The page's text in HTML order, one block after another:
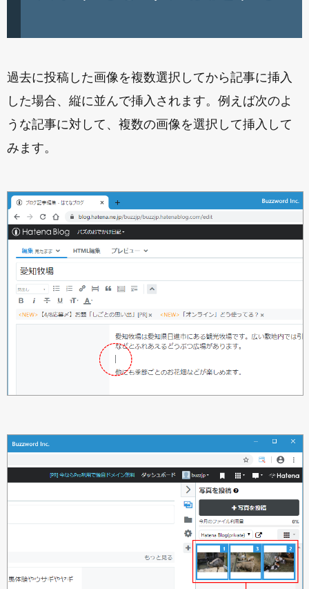
過去に投稿した画像を複数選択してから記事に挿入
した場合、縦に並んで挿入されます。例えば次のよ
うな記事に対して、複数の画像を選択して挿入して
みます。